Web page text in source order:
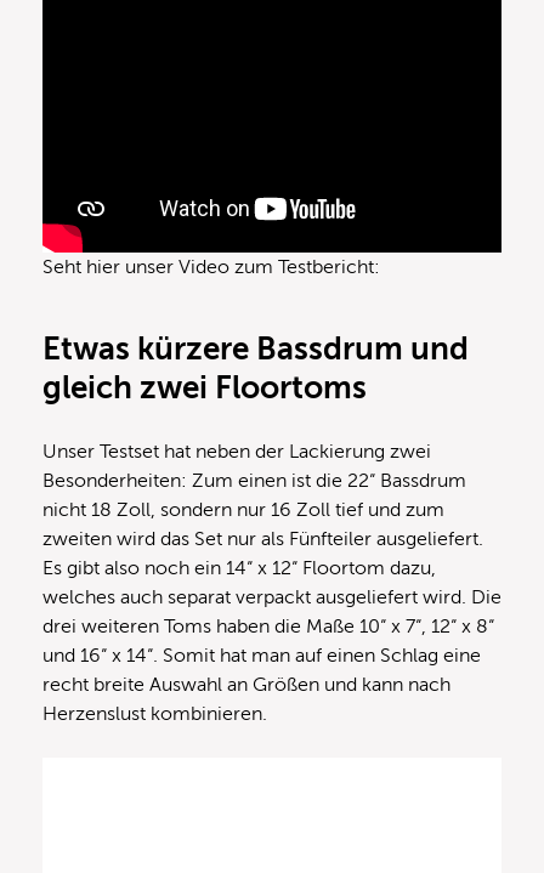
Seht hier unser Video zum Testbericht:
Etwas kürzere Bassdrum und
gleich zwei Floortoms
Unser Testset hat neben der Lackierung zwei
Besonderheiten: Zum einen ist die 22“ Bassdrum
nicht 18 Zoll, sondern nur 16 Zoll tief und zum
zweiten wird das Set nur als Fünfteiler ausgeliefert.
Es gibt also noch ein 14“ x 12“ Floortom dazu,
welches auch separat verpackt ausgeliefert wird. Die
drei weiteren Toms haben die Maße 10“ x 7“, 12“ x 8“
und 16“ x 14“. Somit hat man auf einen Schlag eine
recht breite Auswahl an Größen und kann nach
Herzenslust kombinieren.